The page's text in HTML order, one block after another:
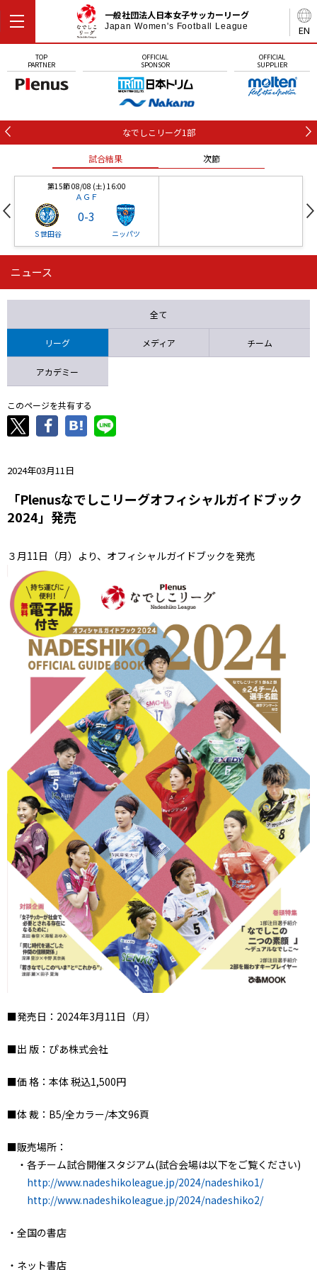
EN
一般社団法人日本女子サッカーリーグ
Japan Women's Football League
TOP
PARTNER
OFFICIAL
SPONSOR
OFFICIAL
SUPPLIER
なでしこリーグ1部
試合結果 次節
第15節 08/08 (土) 16:00
ＡＧＦ
Ｓ世田谷
0-3
ニッパツ
第16節 09/05 (土) 15:00
ニッパツ 石人の星
ニュース
全て
リーグ メディア チーム
アカデミー
このページを共有する
2024年03月11日
「Plenusなでしこリーグオフィシャルガイドブック
2024」発売
３月11日（月）より、オフィシャルガイドブックを発売
■発売日：2024年3月11日（月）
■出 版：ぴあ株式会社
■価 格：本体 税込1,500円
■体 裁：B5/全カラー/本文96頁
■販売場所：
・各チーム試合開催スタジアム(試合会場は以下をご覧ください)
http://www.nadeshikoleague.jp/2024/nadeshiko1/
http://www.nadeshikoleague.jp/2024/nadeshiko2/
・全国の書店
・ネット書店